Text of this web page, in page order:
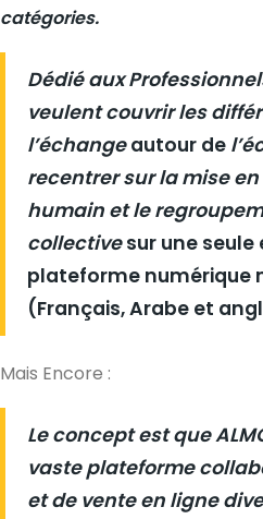
catégories.
Dédié aux
veulent couvrir les
l’échangeautour de
recentrer sur la mise
humain et le
collectivesur une seule
plateforme numérique
(Français,Arabe et
Mais Encore :
Le concept est que
vaste plateforme
et de vente en ligne